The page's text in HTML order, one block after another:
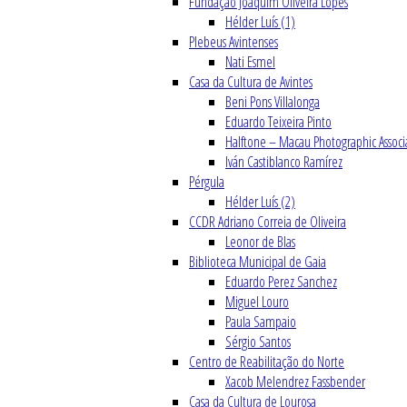
Hélder Luís (1)
Plebeus Avintenses
Nati Esmel
Casa da Cultura de Avintes
Beni Pons Villalonga
Eduardo Teixeira Pinto
Halftone – Macau Photographic
Iván Castiblanco Ramírez
Pérgula
Hélder Luís (2)
CCDR Adriano Correia de Oliveira
Leonor de Blas
Biblioteca Municipal de Gaia
Eduardo Perez Sanchez
Miguel Louro
Paula Sampaio
Sérgio Santos
Centro de Reabilitação do Norte
Xacob Melendrez Fassbender
Casa da Cultura de Lourosa